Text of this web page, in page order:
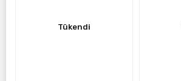
Tükendi